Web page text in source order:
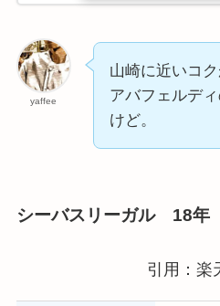
yaffee
山崎に近いコク
アバフェルデ
けど。
シーバスリーガル 18年
引用：楽